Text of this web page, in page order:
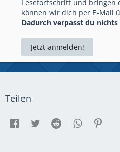
Lesefortschritt und bringen
können wir dich per E-Mail
Dadurch verpasst du
Jetzt anmelden!
Teilen